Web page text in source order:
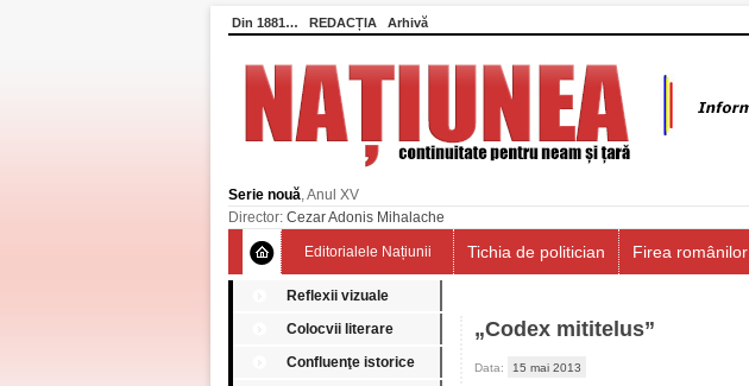
Din 1881… REDACȚIA Arhivă
Serie nouă, Anul XV
Director: Cezar Adonis Mihalache
Editorialele Națiunii Tichia de politician Firea românilor
Reflexii vizuale
Colocvii literare
Confluenţe istorice
„Codex mititelus”
Data: 15 mai 2013